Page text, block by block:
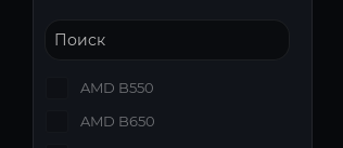
AMD B550
AMD B650